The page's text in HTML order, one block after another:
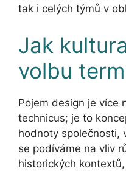
tak i celých týmů v
Jak
volbu
Pojem design je více
technicus; je to
hodnoty společnosti,
se podíváme na vliv
historických